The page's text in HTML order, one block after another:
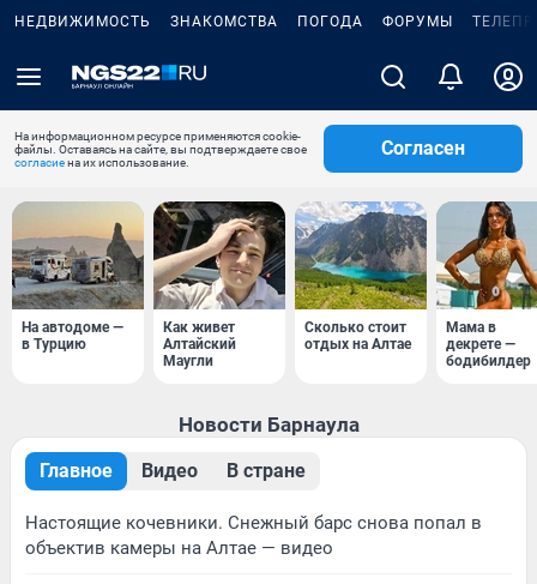
НЕДВИЖИМОСТЬ ЗНАКОМСТВА ПОГОДА ФОРУМЫ
На информационном ресурсе применяются cookie-
файлы. Оставаясь на сайте, вы подтверждаете свое
согласиена их использование.
Согласен
На автодоме —
в Турцию
Как живет
Алтайский
Маугли
Сколько стоит
отдых на Алтае
Мама в
декрете —
бодибилдер
Новости Барнаула
Главное Видео В стране
Настоящие кочевники. Снежный барс снова попал в
объектив камеры на Алтае — видео